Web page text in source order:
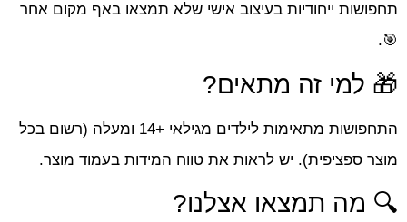
תחפושות ייחודיות בעיצוב אישי שלא תמצאו באף מקום אחר
🎯.
🎁 למי זה מתאים?
התחפושות מתאימות לילדים מגילאי +14 ומעלה (רשום בכל
מוצר ספציפית). יש לראות את טווח המידות בעמוד מוצר.
🔍 מה תמצאו אצלנו?